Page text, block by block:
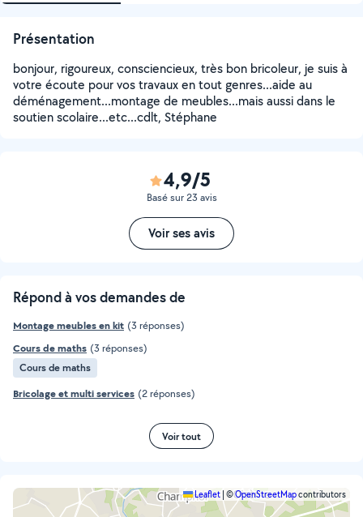
Présentation
bonjour, rigoureux, consciencieux, très bon bricoleur, je suis à
votre écoute pour vos travaux en tout genres...aide au
déménagement...montage de meubles...mais aussi dans le
soutien scolaire...etc...cdlt, Stéphane
4,9/5
Basé sur 23 avis
Voir ses avis
Répond à vos demandes de
Montage meubles en kit (3 réponses)
Cours de maths (3 réponses)
Cours de maths
Bricolage et multi services (2 réponses)
Voir tout
Leaflet ©OpenStreetMapcontributors